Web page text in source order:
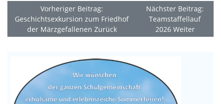
Vorheriger Beitrag:
Geschichtsexkursion zum Friedhof
der Märzgefallenen Zurück
Nächster Beitrag:
Teamstaffellauf
2026 Weiter